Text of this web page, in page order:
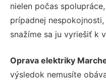
nielen počas
prípadnej
snažíme sa ju vyriešiť k
Oprava elektriky
výsledok nemusíte